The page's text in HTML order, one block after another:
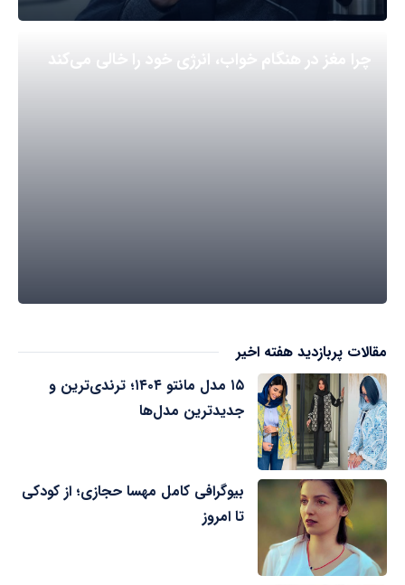
چرا مغز در هنگام خواب، انرژی خود را خالی می‌کند
مقالات پربازدید هفته اخیر
۱۵ مدل مانتو ۱۴۰۴؛ ترندی‌ترین و
جدیدترین مدل‌ها
بیوگرافی کامل مهسا حجازی؛ از کودکی
تا امروز